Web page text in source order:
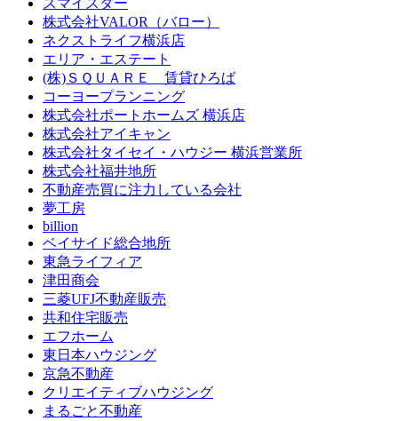
スマイスター
株式会社VALOR（バロー）
ネクストライフ横浜店
エリア・エステート
(株)ＳＱＵＡＲＥ 賃貸ひろば
コーヨープランニング
株式会社ポートホームズ 横浜店
株式会社アイキャン
株式会社タイセイ・ハウジー 横浜営業所
株式会社福井地所
不動産売買に注力している会社
夢工房
billion
ベイサイド総合地所
東急ライフィア
津田商会
三菱UFJ不動産販売
共和住宅販売
エフホーム
東日本ハウジング
京急不動産
クリエイティブハウジング
まるごと不動産